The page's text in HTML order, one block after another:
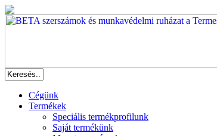
Cégünk
Termékek
Speciális termékprofilunk
Saját termékünk